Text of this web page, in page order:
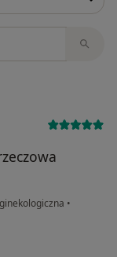
•